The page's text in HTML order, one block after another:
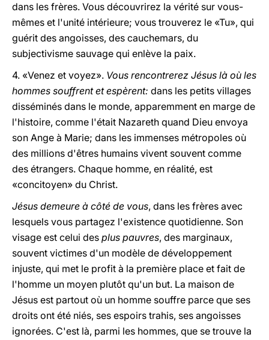
dans les frères. Vous découvrirez la vérité sur vous-
mêmes et l'unité intérieure; vous trouverez le «Tu», qui
guérit des angoisses, des cauchemars, du
subjectivisme sauvage qui enlève la paix.
4. «Venez et voyez». Vous rencontrerez Jésus là où les
hommes souffrent et espèrent: dans les petits villages
disséminés dans le monde, apparemment en marge de
l'histoire, comme l'était Nazareth quand Dieu envoya
son Ange à Marie; dans les immenses métropoles où
des millions d'êtres humains vivent souvent comme
des étrangers. Chaque homme, en réalité, est
«concitoyen» du Christ.
Jésus demeure à côté de vous, dans les frères avec
lesquels vous partagez l'existence quotidienne. Son
visage est celui des plus pauvres, des marginaux,
souvent victimes d'un modèle de développement
injuste, qui met le profit à la première place et fait de
l'homme un moyen plutôt qu'un but. La maison de
Jésus est partout où un homme souffre parce que ses
droits ont été niés, ses espoirs trahis, ses angoisses
ignorées. C'est là, parmi les hommes, que se trouve la